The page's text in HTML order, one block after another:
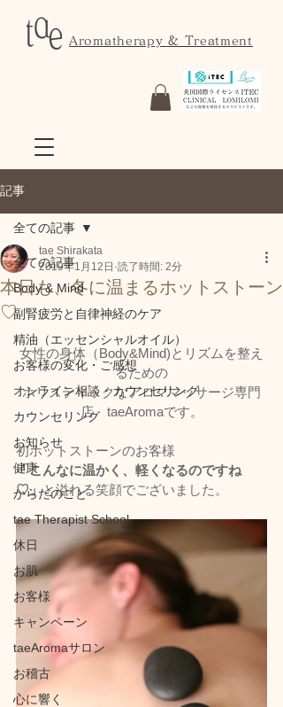
Aromatherapy & Treatment
記事
全ての記事
Body & Mind
副腎疲労と自律神経のケア
精油（エッセンシャルオイル）
お客様の変化・ご感想
オンライン相談・カウンセリング
カウンセリング
お知らせ
健康
からだのこと
tae Therapist School
休日
お肌
お客様
キャンペーン
taeAromaサロン
お稽古
心に響く
全ての記事
本日も、冬に温まるホットストーン
♡
tae Shirakata
2019年1月12日 読了時間: 2分
女性の身体（Body&Mind)とリズムを整え
るための
ホリスティックなアロママッサージ専門
店　taeAromaです。
初ホットストーンのお客様
「こんなに温かく、軽くなるのですね
♡」と溢れる笑顔でございました。